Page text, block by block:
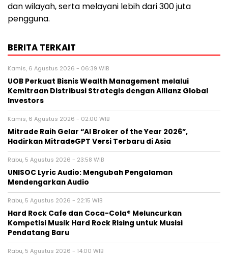
dan wilayah, serta melayani lebih dari 300 juta
pengguna.
BERITA TERKAIT
Kamis, 6 Agustus 2026 - 06:39 WIB
UOB Perkuat Bisnis Wealth Management melalui
Kemitraan Distribusi Strategis dengan Allianz Global
Investors
Kamis, 6 Agustus 2026 - 02:00 WIB
Mitrade Raih Gelar “AI Broker of the Year 2026”,
Hadirkan MitradeGPT Versi Terbaru di Asia
Rabu, 5 Agustus 2026 - 23:58 WIB
UNISOC Lyric Audio: Mengubah Pengalaman
Mendengarkan Audio
Rabu, 5 Agustus 2026 - 22:15 WIB
Hard Rock Cafe dan Coca-Cola® Meluncurkan
Kompetisi Musik Hard Rock Rising untuk Musisi
Pendatang Baru
Rabu, 5 Agustus 2026 - 14:00 WIB